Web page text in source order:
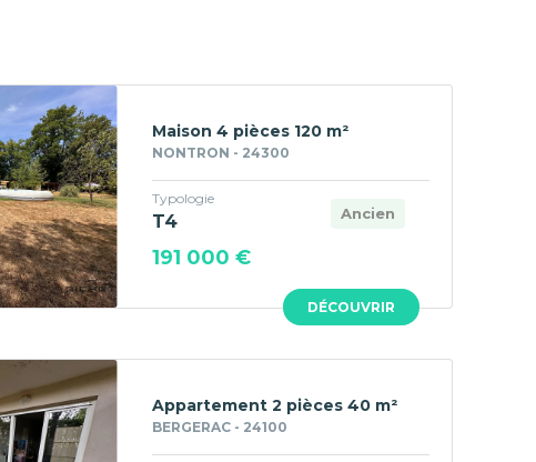
DÉCOUVRIR
Maison 4 pièces 120 m²
NONTRON - 24300
Ancien
Typologie
T4
191 000 €
Appartement 2 pièces 40 m²
BERGERAC - 24100